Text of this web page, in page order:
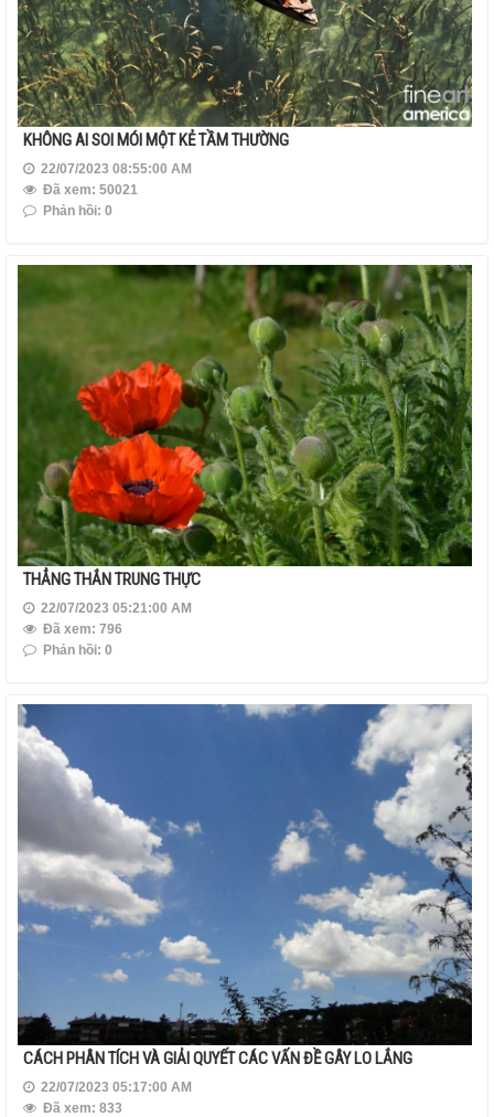
KHÔNG AI SOI MÓI MỘT KẺ TẦM THƯỜNG
22/07/2023 08:55:00 AM
Đã xem: 50021
Phản hồi: 0
THẲNG THẮN TRUNG THỰC
22/07/2023 05:21:00 AM
Đã xem: 796
Phản hồi: 0
CÁCH PHÂN TÍCH VÀ GIẢI QUYẾT CÁC VẤN ĐỀ GÂY LO LẮNG
22/07/2023 05:17:00 AM
Đã xem: 833